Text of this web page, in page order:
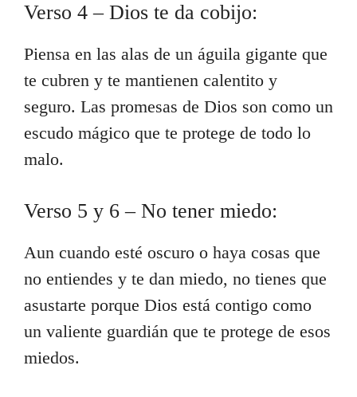
Verso 4 – Dios te da cobijo:
Piensa en las alas de un águila gigante que
te cubren y te mantienen calentito y
seguro. Las promesas de Dios son como un
escudo mágico que te protege de todo lo
malo.
Verso 5 y 6 – No tener miedo:
Aun cuando esté oscuro o haya cosas que
no entiendes y te dan miedo, no tienes que
asustarte porque Dios está contigo como
un valiente guardián que te protege de esos
miedos.